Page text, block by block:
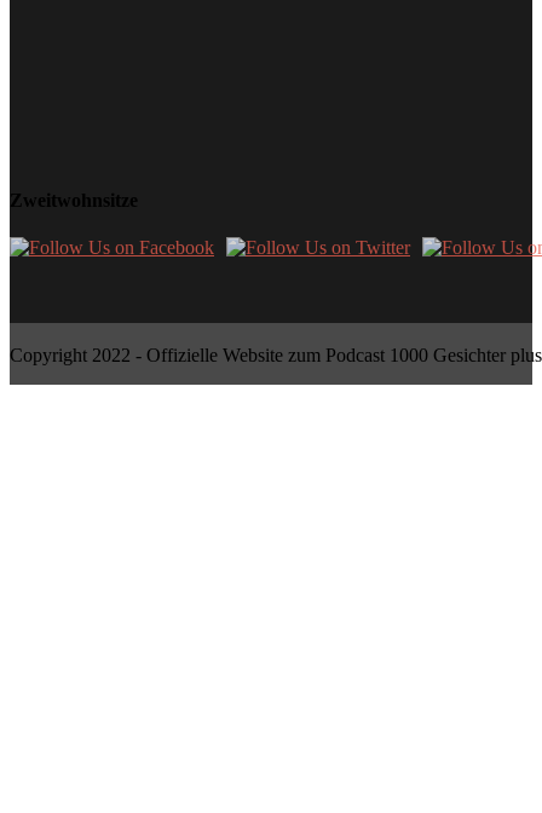
Zweitwohnsitze
Copyright 2022 - Offizielle Website zum Podcast 1000 Gesichter